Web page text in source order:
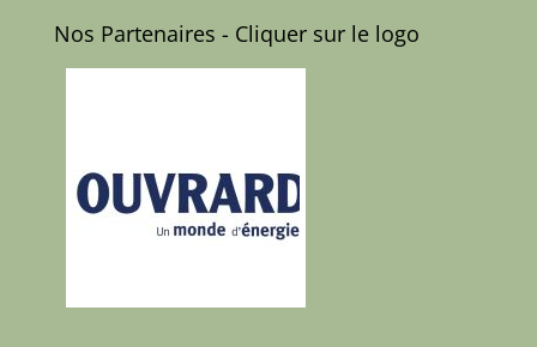
Nos Partenaires - Cliquer sur le logo